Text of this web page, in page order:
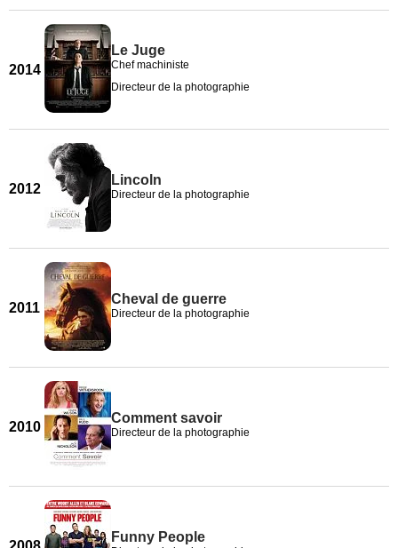
2014
Le Juge
Chef machiniste
Directeur de la photographie
2012
Lincoln
Directeur de la photographie
2011
Cheval de guerre
Directeur de la photographie
2010
Comment savoir
Directeur de la photographie
Funny People